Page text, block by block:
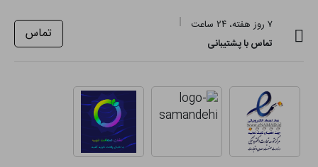
۷ روز هفته، ۲۴ ساعت
تماس با پشتیبانی
تماس